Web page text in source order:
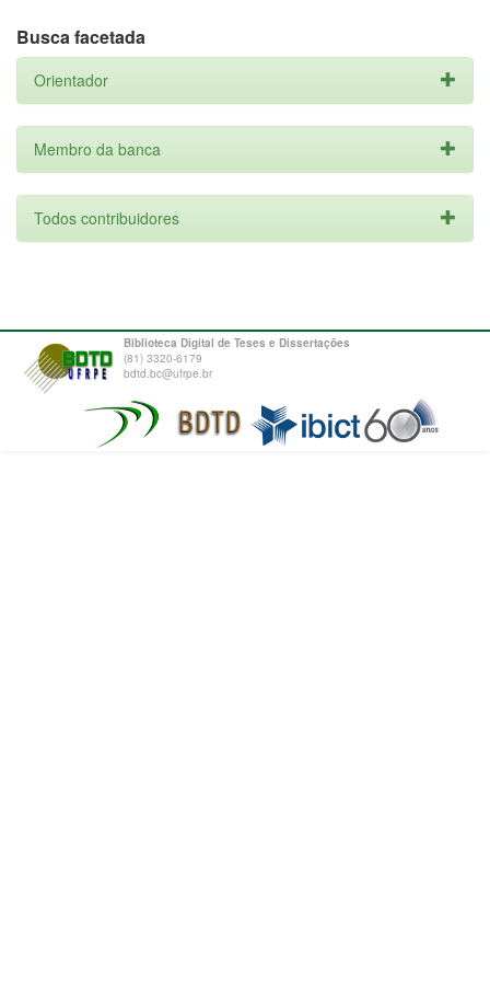
Busca facetada
Orientador
Membro da banca
Todos contribuidores
Biblioteca Digital de Teses e Dissertações
(81) 3320-6179
bdtd.bc@ufrpe.br